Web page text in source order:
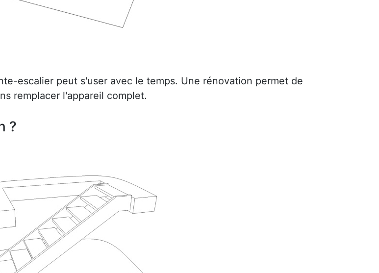
escalier peut s'user avec le temps. Une rénovation permet de
remplacer l'appareil complet.
?